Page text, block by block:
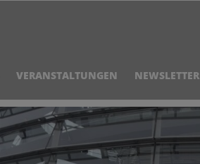
VERANSTALTUNGEN NEWSLETTER